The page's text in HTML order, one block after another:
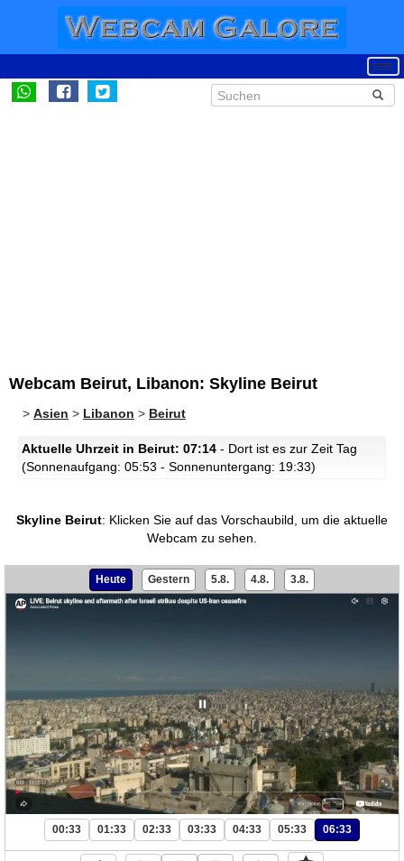
Webcam Beirut, Libanon: Skyline Beirut
> Asien > Libanon > Beirut
Aktuelle Uhrzeit in Beirut: 07:14 - Dort ist es zur Zeit Tag
(Sonnenaufgang: 05:53 - Sonnenuntergang: 19:33)
Skyline Beirut: Klicken Sie auf das Vorschaubild, um die aktuelle
Webcam zu sehen.
Heute Gestern 5.8. 4.8. 3.8.
00:33 01:33 02:33 03:33 04:33 05:33 06:33